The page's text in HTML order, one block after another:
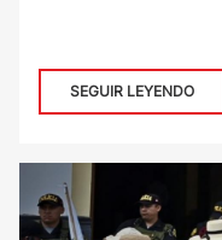
SEGUIR LEYENDO